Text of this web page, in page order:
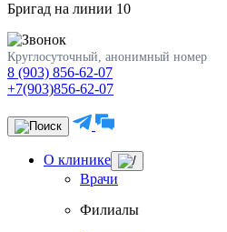
Бригад на линии 10
Круглосуточный, анонимный номер
8 (903) 856-62-07
+7(903)856-62-07
О клинике
Врачи
Филиалы